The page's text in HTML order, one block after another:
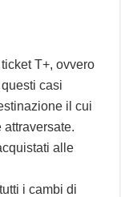
T+, ovvero
casi
il cui
alle
i cambi di